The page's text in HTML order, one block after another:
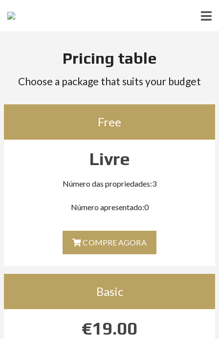
Pricing table
Choose a package that suits your budget
Free
Livre
Número das propriedades:3
Número apresentado:0
COMPRE AGORA
Basic
€19.00